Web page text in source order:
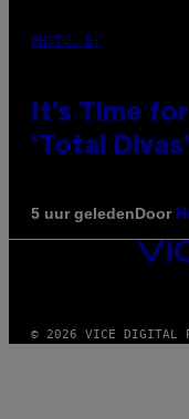
PHOTO: E!
It’s Time
‘Total Divas’
5 uur geledenDoor
VICE
MEDIA
© 2026 VICE DIGITAL